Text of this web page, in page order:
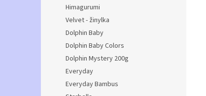
Himagurumi
Velvet - žinylka
Dolphin Baby
Dolphin Baby Colors
Dolphin Mystery 200g
Everyday
Everyday Bambus